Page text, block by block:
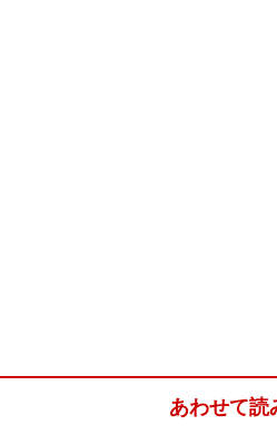
ラ」へ。
あわせて読